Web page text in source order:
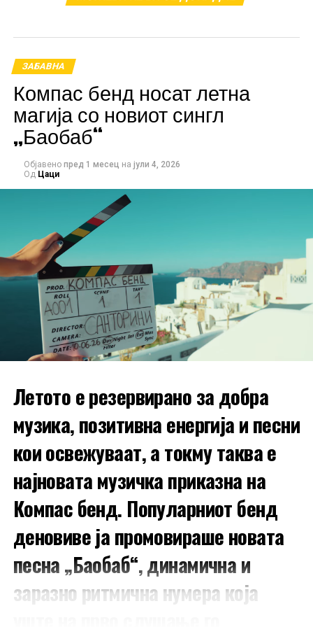
Песната е модерна, заводлива и брзо освојува, а
спотот е комбинација на стил, провокација и игриво
шоу. Очигледно е дека Гиговска знае како да
направи хит што ќе се слуша, но и ќе се гледа со
широко отворени очи.
Со„Специјалиста“, Антонија праќа порака: таа не е
прави шоу и остава трага.
ЗАБАВНА
Компас бенд носат летна
магија со новиот сингл
„Баобаб“
Објавено пред 1 месец на јули 4, 2026
Од Цаци
Летото е резервирано за добра
музика, позитивна енергија и песни
кои освежуваат, а токму таква е
најновата музичка приказна на
Компас бенд. Популарниот бенд
деновиве ја промовираше новата
песна „Баобаб“, динамична и
заразно ритмична нумера која